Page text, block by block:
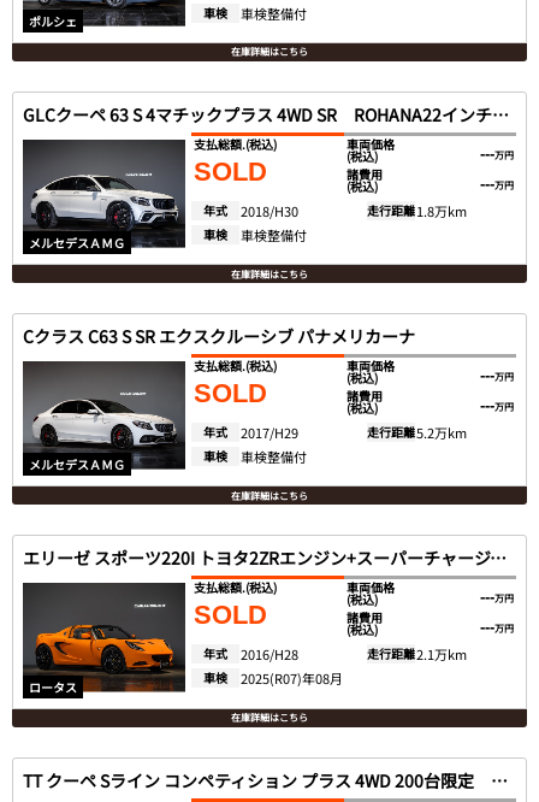
ポルシェ 車検 車検整備付
在庫詳細はこちら
GLCクーペ 63 S 4マチックプラス 4WD SR ROHANA22インチAW Digi-Tec585PS
メルセデスＡＭＧ
支払総額.(税込)
SOLD
車両価格
(税込) ---万円
諸費用
(税込) ---万円
年式 2018/H30 走行距離1.8万km
車検 車検整備付
在庫詳細はこちら
Cクラス C63 S SR エクスクルーシブ パナメリカーナ
メルセデスＡＭＧ
支払総額.(税込)
SOLD
車両価格
(税込) ---万円
諸費用
(税込) ---万円
年式 2017/H29 走行距離5.2万km
車検 車検整備付
在庫詳細はこちら
エリーゼ スポーツ220I トヨタ2ZRエンジン+スーパーチャージャー
ロータス
支払総額.(税込)
SOLD
車両価格
(税込) ---万円
諸費用
(税込) ---万円
年式 2016/H28 走行距離2.1万km
車検 2025(R07)年08月
在庫詳細はこちら
TT クーペ Sライン コンペティション プラス 4WD 200台限定 RSデザインPKG 1オナ